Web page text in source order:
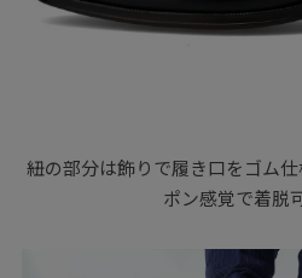
紐の部分は飾りで履き口をゴム
ポン感覚で着脱